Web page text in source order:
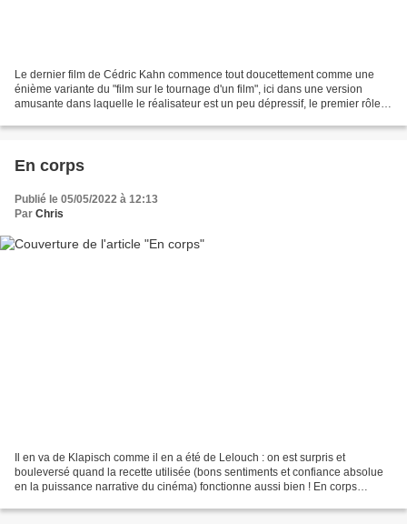
Le dernier film de Cédric Kahn commence tout doucettement comme une
énième variante du "film sur le tournage d'un film", ici dans une version
amusante dans laquelle le réalisateur est un peu dépressif, le premier rôle
En corps
Publié le 05/05/2022 à 12:13
Par Chris
Il en va de Klapisch comme il en a été de Lelouch : on est surpris et
bouleversé quand la recette utilisée (bons sentiments et confiance absolue
en la puissance narrative du cinéma) fonctionne aussi bien ! En corps